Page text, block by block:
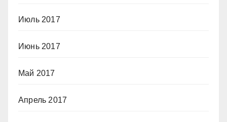
Июль 2017
Июнь 2017
Май 2017
Апрель 2017